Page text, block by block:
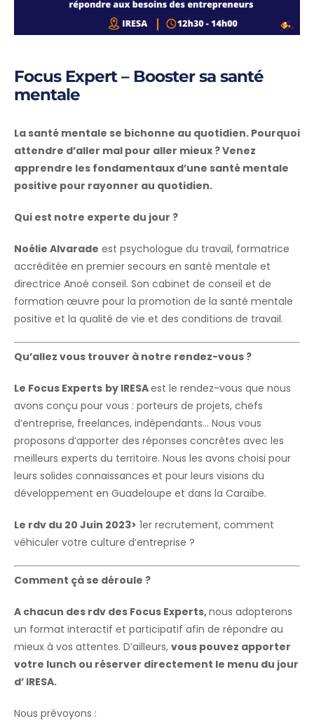
Focus Expert – Booster sa santé
mentale
La santé mentale se bichonne au quotidien. Pourquoi
attendre d’aller mal pour aller mieux ? Venez
apprendre les fondamentaux d’une santé mentale
positive pour rayonner au quotidien.
Qui est notre experte du jour ?
Noélie Alvarade est psychologue du travail, formatrice
accréditée en premier secours en santé mentale et
directrice Anoé conseil. Son cabinet de conseil et de
formation œuvre pour la promotion de la santé mentale
positive et la qualité de vie et des conditions de travail.
Qu’allez vous trouver à notre rendez-vous ?
Le Focus Experts by IRESAest le rendez-vous que nous
avons conçu pour vous : porteurs de projets, chefs
d’entreprise, freelances, indépendants… Nous vous
proposons d’apporter des réponses concrètes avec les
meilleurs experts du territoire. Nous les avons choisi pour
leurs solides connaissances et pour leurs visions du
développement en Guadeloupe et dans la Caraïbe.
Le rdv du 20 Juin 2023> 1er recrutement, comment
véhiculer votre culture d’entreprise ?
Comment çà se déroule ?
A chacun des rdv des Focus Experts,nous adopterons
un format interactif et participatif afin de répondre au
mieux à vos attentes. D’ailleurs, vous pouvez apporter
votre lunch ou réserver directement le menu du jour
d’ IRESA.
Nous prévoyons :